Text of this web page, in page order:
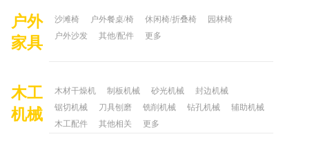
户外
家具
沙滩椅 户外餐桌/椅 休闲椅/折叠椅
园林椅
户外沙发
其他/配件 更多
木工
机械
木材干燥机 制板机械 砂光机械
封边机械
锯切机械
刀具刨磨 铣削机械 钻孔机械
辅助机械
木工配件
其他相关 更多